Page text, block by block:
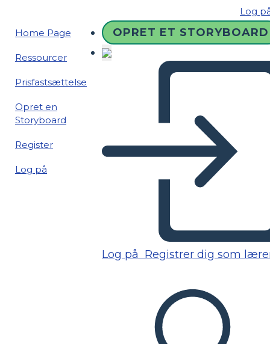
Log
Home Page
Ressourcer
Prisfastsættelse
Opret en
Storyboard
Register
Log på
OPRET ET STORYBOARD
Log på Registrer dig som